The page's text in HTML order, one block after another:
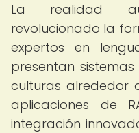
La realidad
revolucionado la
expertos en
presentan
culturas alrededor
aplicaciones de
integración